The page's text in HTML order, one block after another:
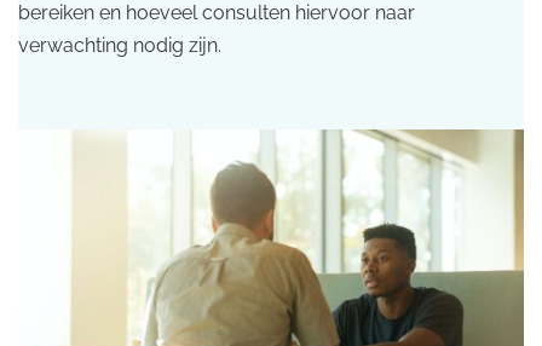
bereiken en hoeveel consulten hiervoor naar
verwachting nodig zijn.